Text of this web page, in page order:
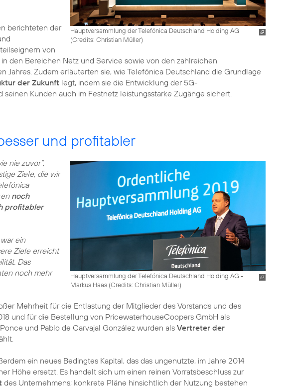
Hauptversammlung der Telefónica Deutschland Holding AG
(Credits: Christian Müller)
berichteten der
von
den Bereichen Netz und Service sowie von den zahlreichen
Jahres. Zudem erläuterten sie, wie Telefónica Deutschland die Grundlage
der Zukunft legt, indem sie die Entwicklung der 5G-
Kunden auch im Festnetz leistungsstarke Zugänge sichert.
und profitabler
Hauptversammlung der Telefónica Deutschland Holding AG -
Markus Haas (Credits: Christian Müller)
nie zuvor“,
Ziele, die wir
noch
profitabler
war ein
Ziele erreicht
Das
noch mehr
Mehrheit für die Entlastung der Mitglieder des Vorstands und des
und für die Bestellung von PricewaterhouseCoopers GmbH als
und Pablo de Carvajal González wurden als Vertreter der
ein neues Bedingtes Kapital, das das ungenutzte, im Jahre 2014
Höhe ersetzt. Es handelt sich um einen reinen Vorratsbeschluss zur
des Unternehmens; konkrete Pläne hinsichtlich der Nutzung bestehen